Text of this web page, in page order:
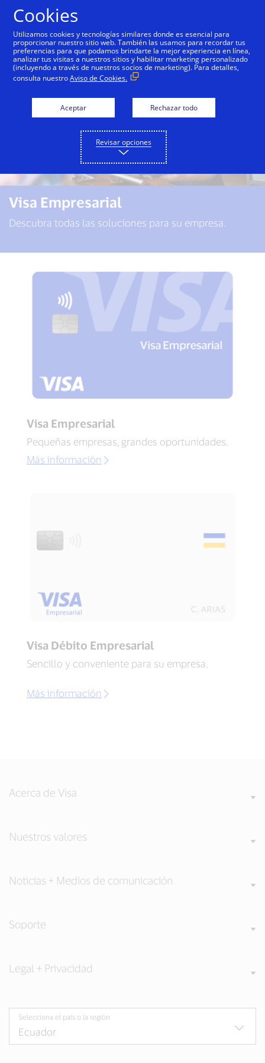
Visa Empresarial
Descubra todas las soluciones para su empresa.
Visa Empresarial
Pequeñas empresas, grandes oportunidades.
Más información
Visa Débito Empresarial
Sencillo y conveniente para su empresa.
Más información
Acerca de Visa
Nuestros valores
Noticias + Medios de comunicación
Soporte
Legal + Privacidad
Selecciona el país o la región
Cookies
Utilizamos cookies y tecnologías similares donde es esencial para
proporcionar nuestro sitio web. También las usamos para recordar tus
preferencias para que podamos brindarte la mejor experiencia en línea,
analizar tus visitas a nuestros sitios y habilitar marketing personalizado
(incluyendo a través de nuestros socios de marketing). Para detalles,
consulta nuestroAviso de Cookies.
Aceptar Rechazar todo
Revisar opciones